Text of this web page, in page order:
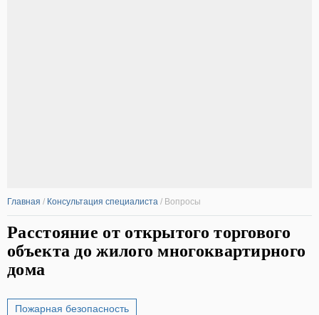
Главная / Консультация специалиста / Вопросы
Расстояние от открытого торгового
объекта до жилого многоквартирного
дома
Пожарная безопасность